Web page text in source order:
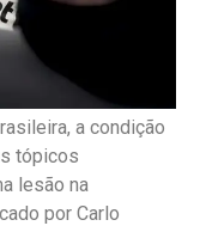
a condição
tópicos
lesão na
por Carlo